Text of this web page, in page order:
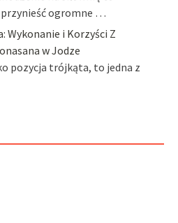
ogromne …
Wykonanie i Korzyści Z
w Jodze
pozycja trójkąta, to jedna z